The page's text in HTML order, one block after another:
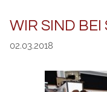
WIR SIND BEI
02.03.2018